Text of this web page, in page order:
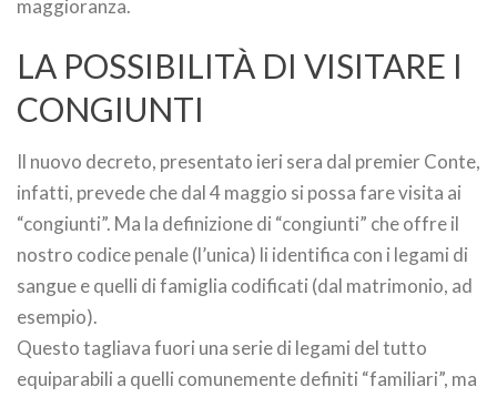
maggioranza.
LA POSSIBILITÀ DI VISITARE I
CONGIUNTI
Il nuovo decreto, presentato ieri sera dal premier Conte,
infatti, prevede che dal 4 maggio si possa fare visita ai
“congiunti”. Ma la definizione di “congiunti” che offre il
nostro codice penale (l’unica) li identifica con i legami di
sangue e quelli di famiglia codificati (dal matrimonio, ad
esempio).
Questo tagliava fuori una serie di legami del tutto
equiparabili a quelli comunemente definiti “familiari”, ma